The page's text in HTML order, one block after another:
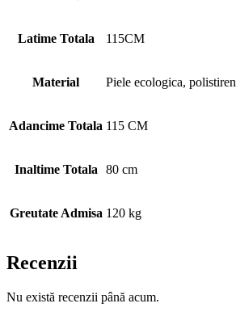
Latime Totala 115CM
Material Piele ecologica, polistiren
Adancime Totala 115 CM
Inaltime Totala 80 cm
Greutate Admisa 120 kg
Recenzii
Nu există recenzii până acum.